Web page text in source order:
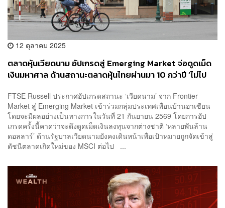
12 ตุลาคม 2025
ตลาดหุ้นเวียดนาม อัปเกรดสู่ Emerging Market จ่อดูดเม็ด
เงินมหาศาล ด้านสถานะตลาดหุ้นไทยผ่านมา 10 กว่าปี ‘ไม่ไป
FTSE Russell ประกาศอัปเกรดสถานะ ‘เวียดนาม’ จาก Frontier
Market สู่ Emerging Market เข้าร่วมกลุ่มประเทศเพื่อนบ้านอาเซียน
โดยจะมีผลอย่างเป็นทางการในวันที่ 21 กันยายน 2569 โดยการอัป
เกรดครั้งนี้คาดว่าจะดึงดูดเม็ดเงินลงทุนจากต่างชาติ ‘หลายพันล้าน
ดอลลาร์’ ด้านรัฐบาลเวียดนามยังคงเดินหน้าเพื่อเป้าหมายถูกจัดเข้าสู่
ดัชนีตลาดเกิดใหม่ของ MSCI ต่อไป ...